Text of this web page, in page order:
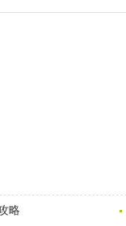
略